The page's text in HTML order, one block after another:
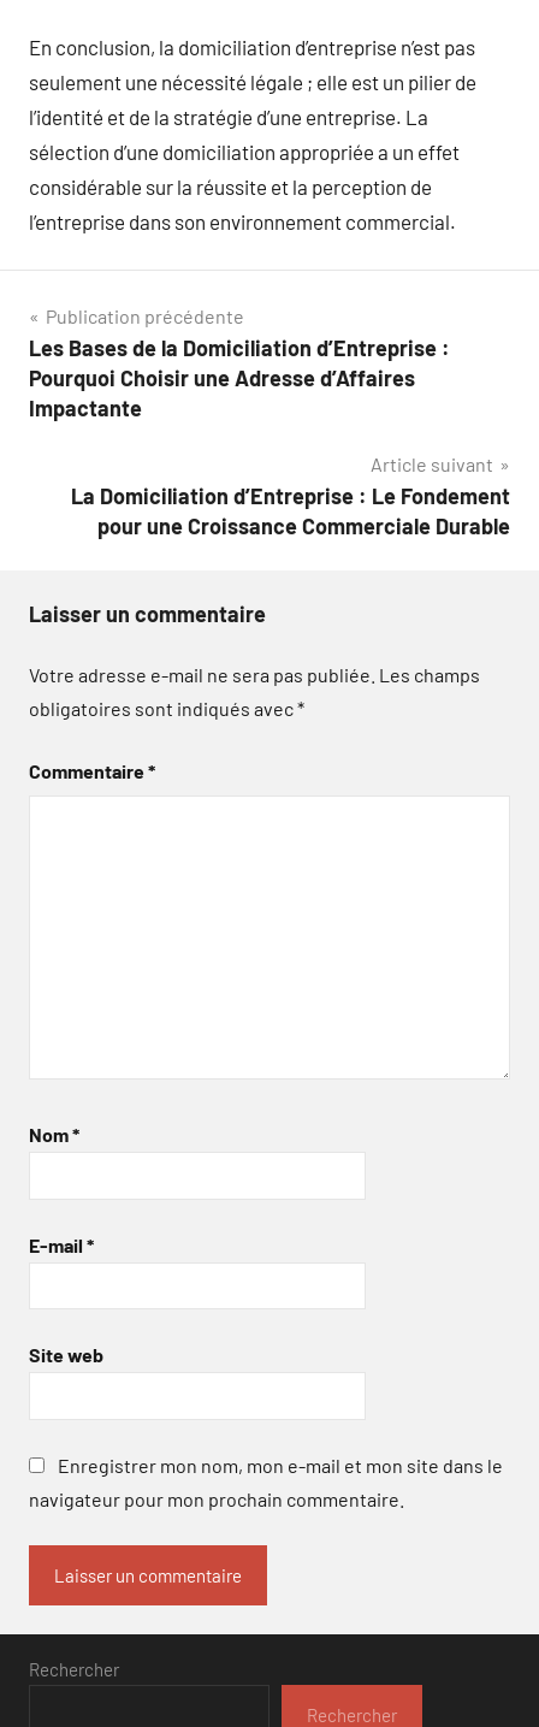
En conclusion, la domiciliation d’entreprise n’est pas
seulement une nécessité légale ; elle est un pilier de
l’identité et de la stratégie d’une entreprise. La
sélection d’une domiciliation appropriée a un effet
considérable sur la réussite et la perception de
l’entreprise dans son environnement commercial.
Navigation
de
l’article
Publication précédente
Les Bases de la Domiciliation d’Entreprise :
Pourquoi Choisir une Adresse d’Affaires
Impactante
Article suivant
La Domiciliation d’Entreprise : Le Fondement
pour une Croissance Commerciale Durable
Laisser un commentaire
Votre adresse e-mail ne sera pas publiée. Les champs
obligatoires sont indiqués avec*
Commentaire*
Nom*
E-mail *
Site web
Enregistrer mon nom, mon e-mail et mon site dans le
navigateur pour mon prochain commentaire.
Rechercher
Rechercher